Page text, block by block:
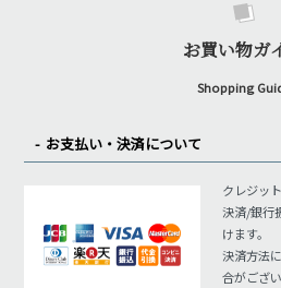
お買い物ガ
Shopping
お支払い・決済について
クレジッ
決済/銀行
けます。
決済方法
合がござ